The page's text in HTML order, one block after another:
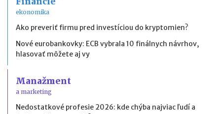
ekonomika
Ako preveriť firmu pred investíciou do kryptomien?
Nové eurobankovky: ECB vybrala 10 finálnych návrhov,
hlasovať môžete aj vy
Manažment
a marketing
Nedostatkové profesie 2026: kde chýba najviac ľudí a